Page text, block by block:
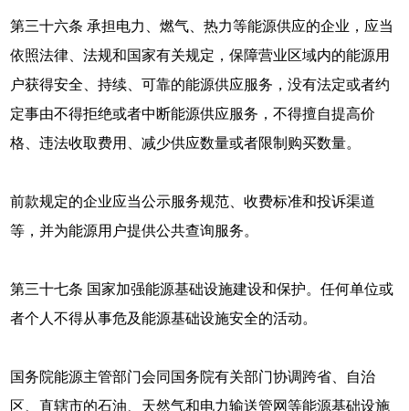
第三十六条 承担电力、燃气、热力等能源供应的企业，应当
依照法律、法规和国家有关规定，保障营业区域内的能源用
户获得安全、持续、可靠的能源供应服务，没有法定或者约
定事由不得拒绝或者中断能源供应服务，不得擅自提高价
格、违法收取费用、减少供应数量或者限制购买数量。
前款规定的企业应当公示服务规范、收费标准和投诉渠道
等，并为能源用户提供公共查询服务。
第三十七条 国家加强能源基础设施建设和保护。任何单位或
者个人不得从事危及能源基础设施安全的活动。
国务院能源主管部门会同国务院有关部门协调跨省、自治
区、直辖市的石油、天然气和电力输送管网等能源基础设施